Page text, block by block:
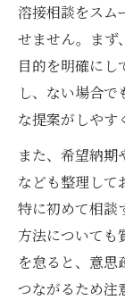
方法
溶接
法
松伏
緊急
納得でき
松伏
解説
溶接
溶接相談をスム
せません。まず
目的を明確にし
し、ない場合
な提案がしやす
また、希望納期
なども整理して
特に初めて相談
方法についても
を怠ると、意思
つながるため注